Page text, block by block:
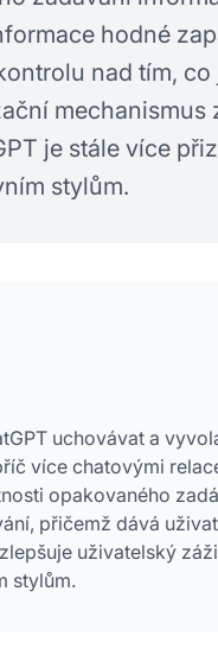
hodné
nad tím, co
mechanismus
je stále více
stylům.
uchovávat a
více chatovými
opakovaného
přičemž dává
uživatelský
stylům.